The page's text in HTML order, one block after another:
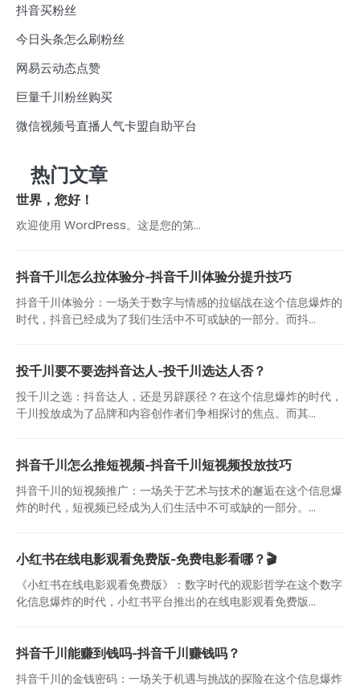
抖音买粉丝
今日头条怎么刷粉丝
网易云动态点赞
巨量千川粉丝购买
微信视频号直播人气卡盟自助平台
热门文章
世界，您好！
欢迎使用 WordPress。这是您的第…
抖音千川怎么拉体验分-抖音千川体验分提升技巧
抖音千川体验分：一场关于数字与情感的拉锯战在这个信息爆炸的
时代，抖音已经成为了我们生活中不可或缺的一部分。而抖...
投千川要不要选抖音达人-投千川选达人否？
投千川之选：抖音达人，还是另辟蹊径？在这个信息爆炸的时代，
千川投放成为了品牌和内容创作者们争相探讨的焦点。而其...
抖音千川怎么推短视频-抖音千川短视频投放技巧
抖音千川的短视频推广：一场关于艺术与技术的邂逅在这个信息爆
炸的时代，短视频已经成为人们生活中不可或缺的一部分。...
小红书在线电影观看免费版-免费电影看哪？🎬
《小红书在线电影观看免费版》：数字时代的观影哲学在这个数字
化信息爆炸的时代，小红书平台推出的在线电影观看免费版...
抖音千川能赚到钱吗-抖音千川赚钱吗？
抖音千川的金钱密码：一场关于机遇与挑战的探险在这个信息爆炸